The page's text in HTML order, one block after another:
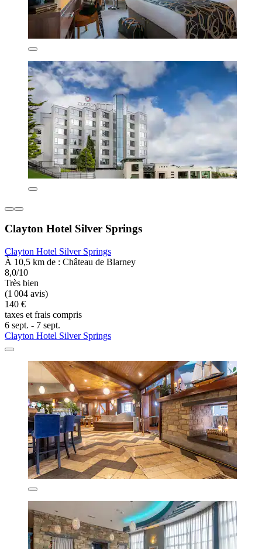
Clayton Hotel Silver Springs
Clayton Hotel Silver Springs
À 10,5 km de : Château de Blarney
8,0/10
Très bien
(1 004 avis)
140 €
taxes et frais compris
6 sept. - 7 sept.
Clayton Hotel Silver Springs